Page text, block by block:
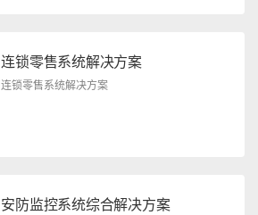
连锁零售系统解决方案
连锁零售系统解决方案
安防监控系统综合解决方案